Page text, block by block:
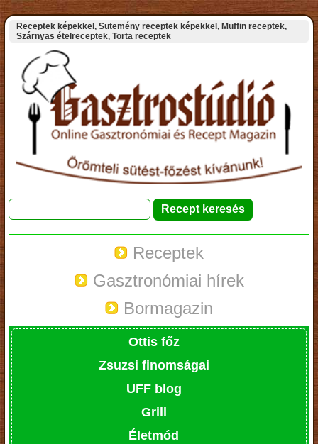
Receptek képekkel, Sütemény receptek képekkel, Muffin receptek,
Szárnyas ételreceptek, Torta receptek
Receptek
Gasztronómiai hírek
Bormagazin
Ottis főz
Zsuzsi finomságai
UFF blog
Grill
Életmód